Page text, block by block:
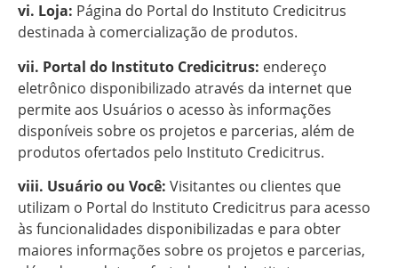
vi. Loja: Página do Portal do Instituto Credicitrus
destinada à comercialização de produtos.
vii. Portal do Instituto Credicitrus: endereço
eletrônico disponibilizado através da internet que
permite aos Usuários o acesso às informações
disponíveis sobre os projetos e parcerias, além de
produtos ofertados pelo Instituto Credicitrus.
viii. Usuário ou Você: Visitantes ou clientes que
utilizam o Portal do Instituto Credicitrus para acesso
às funcionalidades disponibilizadas e para obter
maiores informações sobre os projetos e parcerias,